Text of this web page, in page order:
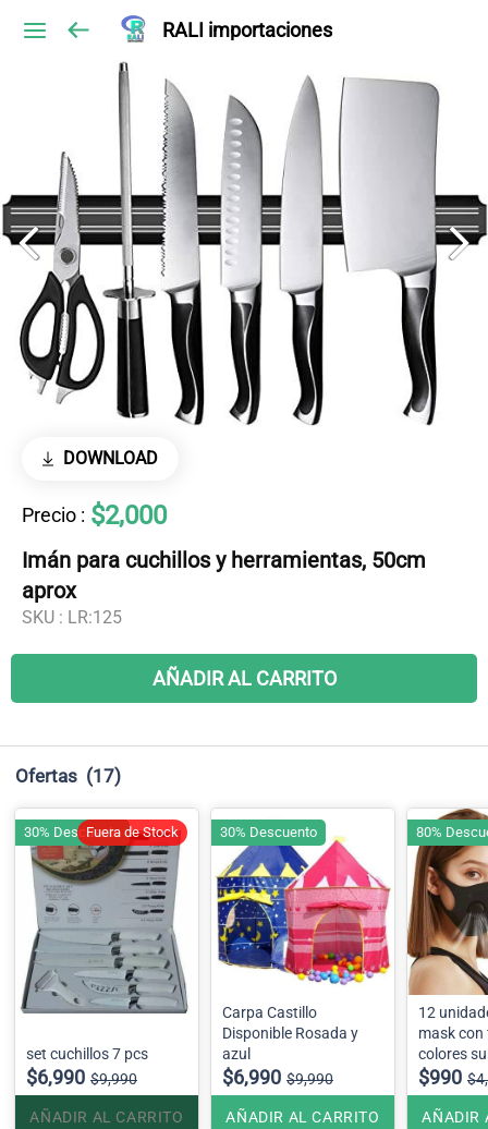
RALI importaciones
DOWNLOAD
Precio : $2,000
Imán para cuchillos y herramientas, 50cm
aprox
SKU : LR:125
AÑADIR AL CARRITO
Ofertas (17)
set cuchillos 7 pcs
$6,990 $9,990
AÑADIR AL CARRITO
30% DescuentoFuera de Stock
Carpa Castillo
Disponible Rosada y
azul
$6,990 $9,990
AÑADIR AL CARRITO
30% Descuento
12 unidades
mask
colores
$990
AÑADIR
80%